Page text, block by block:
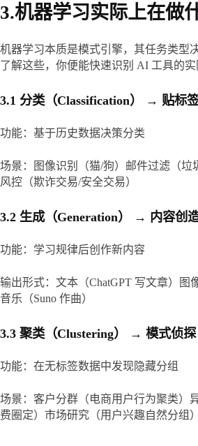
3.机器学习实际上在做
机器学习本质是模式引擎​，其任务类型
了解这些，你便能快速识别 AI 工具的实
3.1 分类（Classification） → 贴标
功能​：基于历史数据决策分类
场景​：图像识别（猫/狗）邮件过滤（垃
风控（欺诈交易/安全交易）
3.2 生成（Generation） → 内容创
功能​：学习规律后创作新内容
输出形式​：文本（ChatGPT 写文章）图
音乐（Suno 作曲）
3.3 聚类（Clustering） → 模式侦探
功能​：在无标签数据中发现隐藏分组
场景​：客户分群（电商用户行为聚类）
费圈定）市场研究（用户兴趣自然分组）